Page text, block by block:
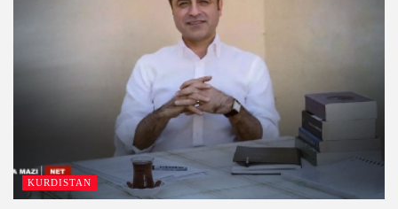
KURDISTAN